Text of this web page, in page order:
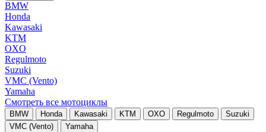
BMW
Honda
Kawasaki
KTM
OXO
Regulmoto
Suzuki
VMC (Vento)
Yamaha
Смотреть все мотоциклы
BMW Honda Kawasaki KTM OXO Regulmoto
Suzuki
VMC (Vento)
Yamaha